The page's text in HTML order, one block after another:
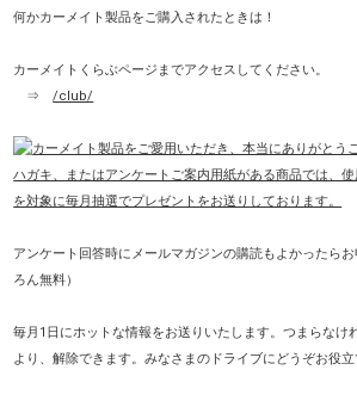
何かカーメイト製品をご購入されたときは！
カーメイトくらぶページまでアクセスしてください。
⇒/club/
アンケート回答時にメールマガジンの購読もよかったら
ろん無料）
毎月1日にホットな情報をお送りいたします。つまらなけ
より、解除できます。みなさまのドライブにどうぞお役立